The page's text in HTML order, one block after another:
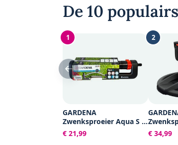
De 10
1
GARDENA
Zwenksproeier Aqua S -
Tuinsproeier - 90 tot 220
€ 21,99
2
€ 34,99